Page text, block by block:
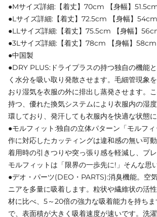
●Mサイズ詳細:【着丈】70cm 【身幅】
●Lサイズ詳細:【着丈】72.5cm 【身幅】
●LLサイズ詳細:【着丈】75.5cm 【身幅】
●3Lサイズ詳細:【着丈】78cm 【身幅】
●中国製
●DRY PLUS:ドライプラスの持つ独自の機能
く水分を吸い取り発散させます。毛細管現象
おり湿気を衣服の外に排出し蒸発させます。
持つ、優れた換気システムにより衣服内の湿
環しており、発汗しても衣服内を快適な状態に
●モルフィット:独自の立体パターン「モルフ
作に対応したカッティングは違和感の無い可動
着用時の引きつりや突っ張り感を軽減し、プレ
モルフィットは「限界の一歩先に!」そんな思
●デオ・パーツ(DEO・PARTS):消臭機能。空
ニアを多量に吸着します。粒状や繊維状の活
材に比べ、5～20倍の強力な吸着能力を持ち
で、表面積が大きく吸着速度が速いです。洗